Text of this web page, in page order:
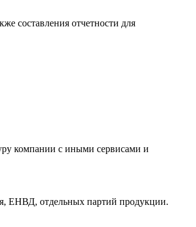
составления отчетности для
компании с иными сервисами и
ЕНВД, отдельных партий продукции.